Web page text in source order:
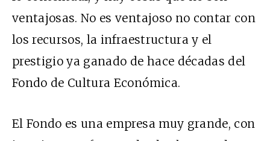
ventajosas. No es ventajoso no contar con
los recursos, la infraestructura y el
prestigio ya ganado de hace décadas del
Fondo de Cultura Económica.
El Fondo es una empresa muy grande, con